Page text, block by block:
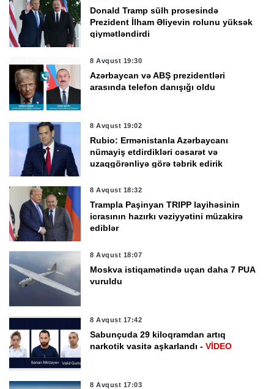
Donald Tramp sülh prosesində
Prezident İlham Əliyevin rolunu yüksək
qiymətləndirdi
8 Avqust 19:30
Azərbaycan və ABŞ prezidentləri
arasında telefon danışığı oldu
8 Avqust 19:02
Rubio: Ermənistanla Azərbaycanı
nümayiş etdirdikləri cəsarət və
uzaqgörənliyə görə təbrik edirik
8 Avqust 18:32
Trampla Paşinyan TRIPP layihəsinin
icrasının hazırkı vəziyyətini müzakirə
ediblər
8 Avqust 18:07
Moskva istiqamətində uçan daha 7 PUA
vuruldu
8 Avqust 17:42
Sabunçuda 29 kiloqramdan artıq
narkotik vasitə aşkarlandı -VİDEO
8 Avqust 17:03